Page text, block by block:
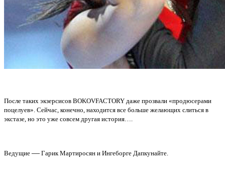
После таких экзерсисов BOKOVFACTORY даже прозвали «продюсерами
поцелуев». Сейчас, конечно, находится все больше желающих слиться в
экстазе, но это уже совсем другая история….
Ведущие — Гарик Мартиросян и Ингеборге Дапкунайте.